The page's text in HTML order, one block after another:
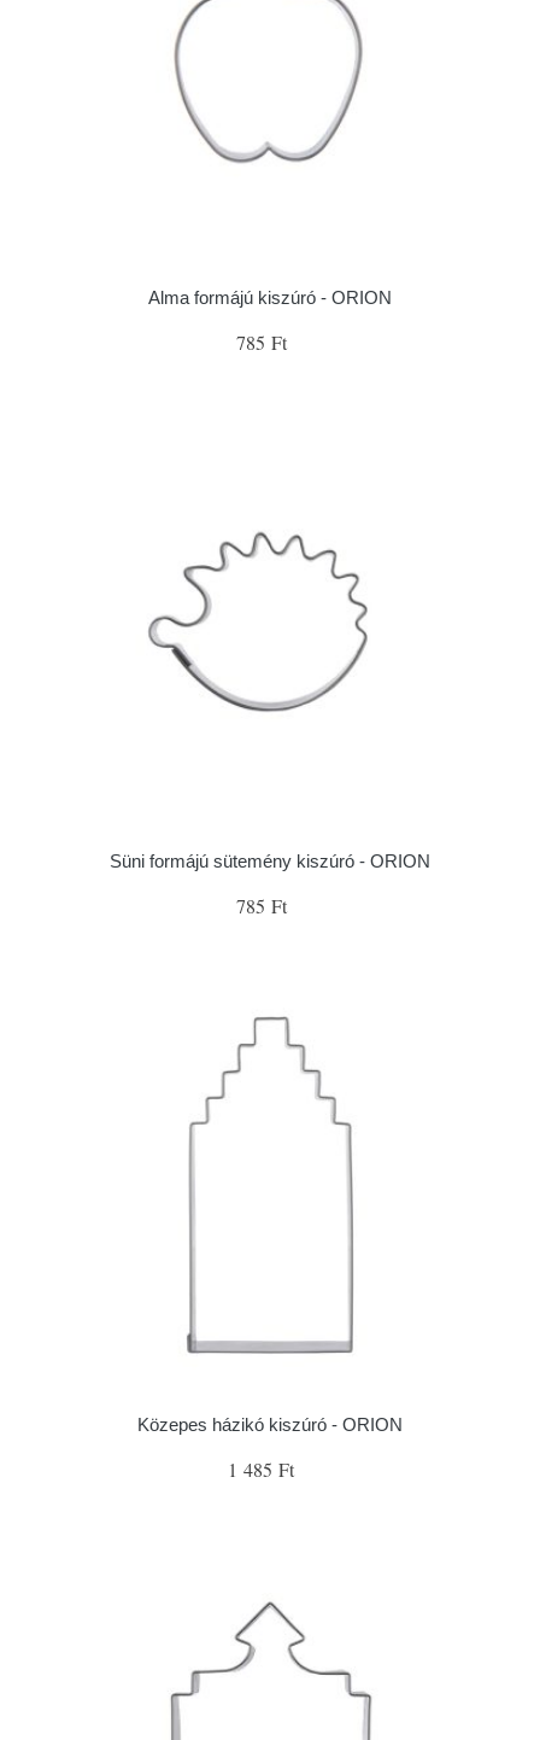
Alma formájú kiszúró - ORION
785 Ft
Süni formájú sütemény kiszúró - ORION
785 Ft
Közepes házikó kiszúró - ORION
1 485 Ft